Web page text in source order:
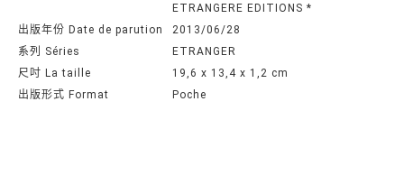
ETRANGERE EDITIONS *
出版年份 Date de parution
2013/06/28
系列 Séries
ETRANGER
尺吋 La taille
19,6 x 13,4 x 1,2 cm
出版形式 Format
Poche